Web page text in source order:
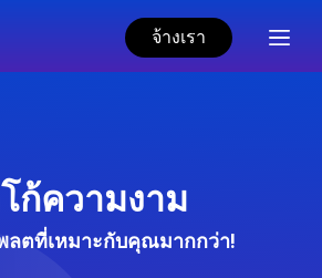
จ้างเรา
ก้ความงาม
พลตที่เหมาะกับคุณมากกว่า!